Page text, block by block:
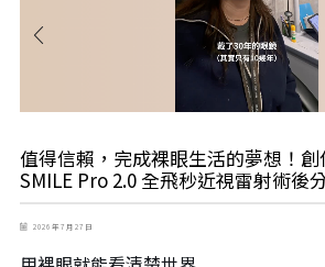
值得信賴，完成裸眼生活的夢想！創
SMILE Pro 2.0 全飛秒近視雷射術後
2026 年 7 月 27 日